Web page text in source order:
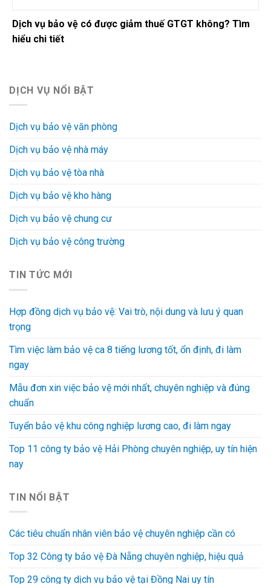
Dịch vụ bảo vệ có được giảm thuế GTGT không? Tìm
hiểu chi tiết
DỊCH VỤ NỔI BẬT
Dịch vụ bảo vệ văn phòng
Dịch vụ bảo vệ nhà máy
Dịch vụ bảo vệ tòa nhà
Dịch vụ bảo vệ kho hàng
Dịch vụ bảo vệ chung cư
Dịch vụ bảo vệ công trường
TIN TỨC MỚI
Hợp đồng dịch vụ bảo vệ: Vai trò, nội dung và lưu ý quan
trọng
Tìm việc làm bảo vệ ca 8 tiếng lương tốt, ổn định, đi làm
ngay
Mẫu đơn xin việc bảo vệ mới nhất, chuyên nghiệp và đúng
chuẩn
Tuyển bảo vệ khu công nghiệp lương cao, đi làm ngay
Top 11 công ty bảo vệ Hải Phòng chuyên nghiệp, uy tín hiện
nay
TIN NỔI BẬT
Các tiêu chuẩn nhân viên bảo vệ chuyên nghiệp cần có
Top 32 Công ty bảo vệ Đà Nẵng chuyên nghiệp, hiệu quả
Top 29 công ty dịch vụ bảo vệ tại Đồng Nai uy tín